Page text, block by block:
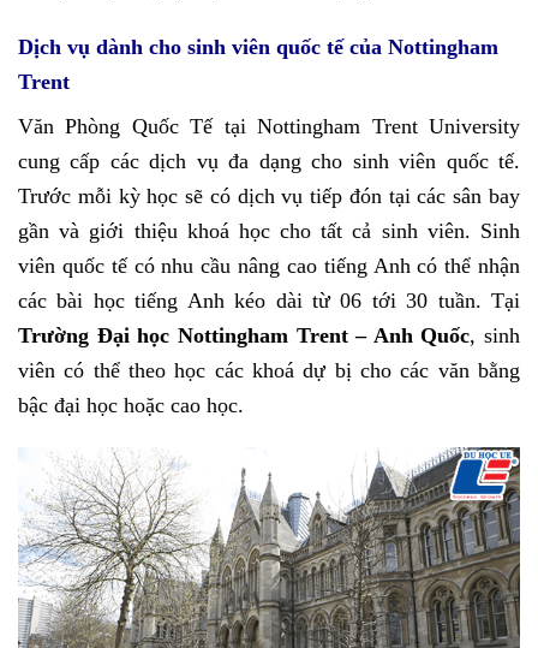
Dịch vụ dành cho sinh viên quốc tế của Nottingham
Trent
Văn Phòng Quốc Tế tại Nottingham Trent University
cung cấp các dịch vụ đa dạng cho sinh viên quốc tế.
Trước mỗi kỳ học sẽ có dịch vụ tiếp đón tại các sân bay
gần và giới thiệu khoá học cho tất cả sinh viên. Sinh
viên quốc tế có nhu cầu nâng cao tiếng Anh có thể nhận
các bài học tiếng Anh kéo dài từ 06 tới 30 tuần. Tại
Trường Đại học Nottingham Trent – Anh Quốc, sinh
viên có thể theo học các khoá dự bị cho các văn bằng
bậc đại học hoặc cao học.